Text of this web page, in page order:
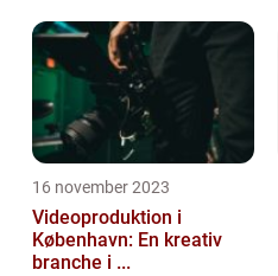
16 november 2023
Videoproduktion i
København: En kreativ
branche i ...